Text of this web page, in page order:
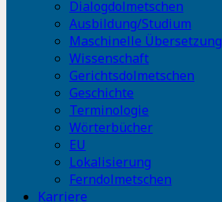
Dialogdolmetschen
Ausbildung/Studium
Maschinelle Übersetzung
Wissenschaft
Gerichtsdolmetschen
Geschichte
Terminologie
Wörterbücher
EU
Lokalisierung
Ferndolmetschen
Karriere